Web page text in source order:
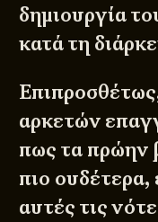
δημιουργία
κατά τη
αρκετών
πως τα πρώην
πιο
αυτές τις